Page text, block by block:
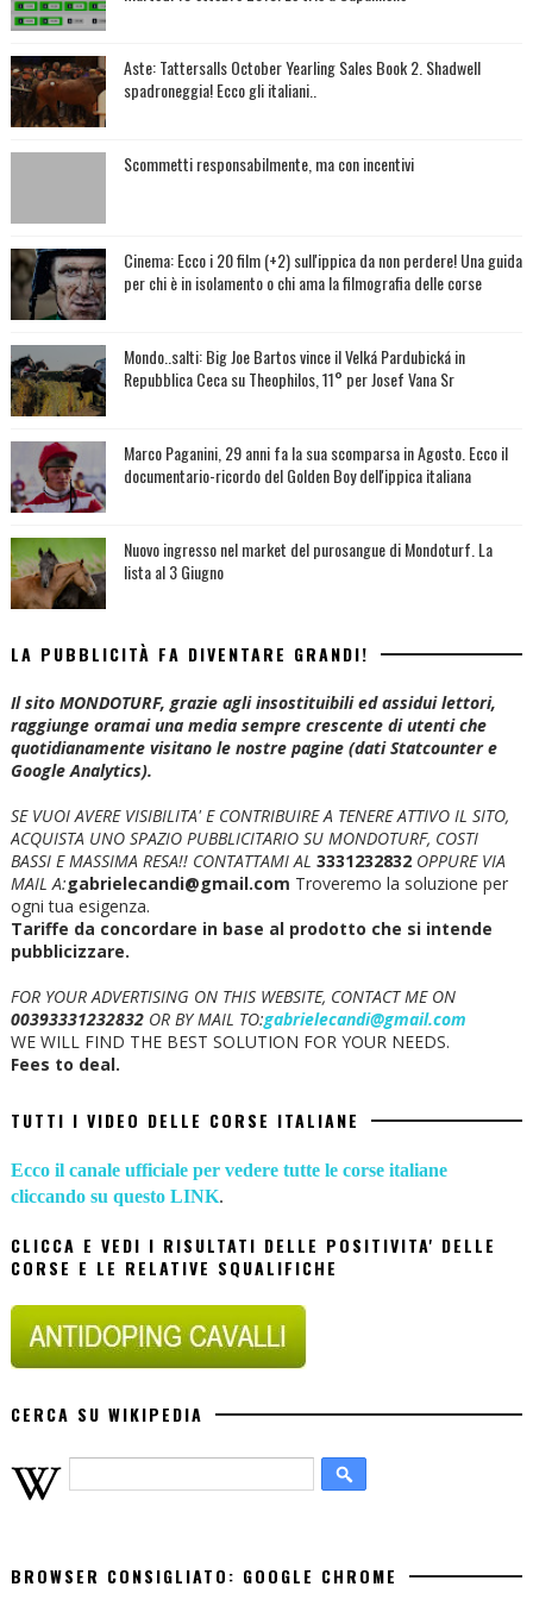
Aste: Tattersalls October Yearling Sales Book 2. Shadwell
spadroneggia! Ecco gli italiani..
Scommetti responsabilmente, ma con incentivi
Cinema: Ecco i 20 film (+2) sull'ippica da non perdere! Una guida
per chi è in isolamento o chi ama la filmografia delle corse
Mondo..salti: Big Joe Bartos vince il Velká Pardubická in
Repubblica Ceca su Theophilos, 11° per Josef Vana Sr
Marco Paganini, 29 anni fa la sua scomparsa in Agosto. Ecco il
documentario-ricordo del Golden Boy dell'ippica italiana
Nuovo ingresso nel market del purosangue di Mondoturf. La
lista al 3 Giugno
LA PUBBLICITÀ FA DIVENTARE GRANDI!
Il sito MONDOTURF, grazie agli insostituibili ed assidui lettori,
raggiunge oramai una media sempre crescente di utenti che
quotidianamente visitano le nostre pagine (dati Statcounter e
Google Analytics).
SE VUOI AVERE VISIBILITA' E CONTRIBUIRE A TENERE ATTIVO IL SITO,
ACQUISTA UNO SPAZIO PUBBLICITARIO SU MONDOTURF, COSTI
BASSI E MASSIMA RESA!! CONTATTAMI AL 3331232832 OPPURE VIA
MAIL A:gabrielecandi@gmail.com Troveremo la soluzione per
ogni tua esigenza.
Tariffe da concordare in base al prodotto che si intende
pubblicizzare.
FOR YOUR ADVERTISING ON THIS WEBSITE, CONTACT ME ON
00393331232832OR BY MAIL TO:gabrielecandi@gmail.com
WE WILL FIND THE BEST SOLUTION FOR YOUR NEEDS.
Fees to deal.
TUTTI I VIDEO DELLE CORSE ITALIANE
Ecco il canale ufficiale per vedere tutte le corse italiane
cliccando su questo LINK.
CLICCA E VEDI I RISULTATI DELLE POSITIVITA' DELLE
CORSE E LE RELATIVE SQUALIFICHE
CERCA SU WIKIPEDIA
BROWSER CONSIGLIATO: GOOGLE CHROME